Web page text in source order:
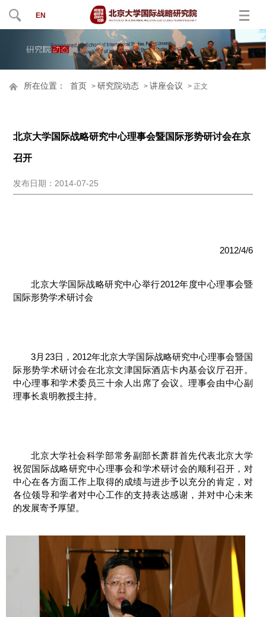
EN
所在位置： 首页 >研究院动态 >讲座会议 > 正文
北京大学国际战略研究中心理事会暨国际形势研讨会在京
召开
发布日期：2014-07-25
2012/4/6
北京大学国际战略研究中心举行2012年度中心理事会暨
国际形势学术研讨会
3月23日，2012年北京大学国际战略研究中心理事会暨国
际形势学术研讨会在北京文津国际酒店卡内基会议厅召开。
中心理事和学术委员三十余人出席了会议。理事会由中心副
理事长袁明教授主持。
北京大学社会科学部常务副部长萧群首先代表北京大学
祝贺国际战略研究中心理事会和学术研讨会的顺利召开，对
中心在各方面工作上取得的成绩与进步予以充分的肯定，对
各位领导和学者对中心工作的支持表达感谢，并对中心未来
的发展寄予厚望。